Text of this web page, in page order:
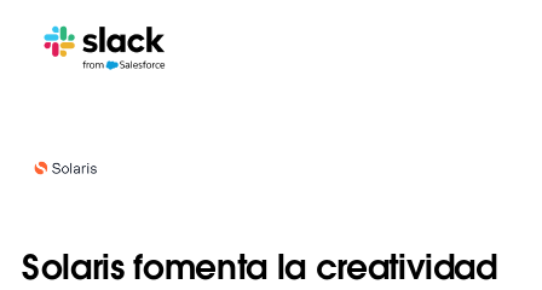
Solaris fomenta la creatividad